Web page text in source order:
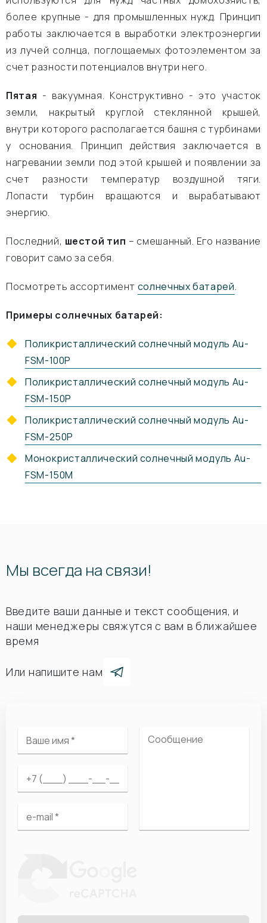
более крупные - для промышленных нужд. Принцип
работы заключается в выработки электроэнергии
из лучей солнца, поглощаемых фотоэлементом за
счет разности потенциалов внутри него.
Пятая - вакуумная. Конструктивно - это участок
земли, накрытый круглой стеклянной крышей,
внутри которого располагается башня с турбинами
у основания. Принцип действия заключается в
нагревании земли под этой крышей и появлении за
счет разности температур воздушной тяги.
Лопасти турбин вращаются и вырабатывают
энергию.
Последний, шестой тип – смешанный. Его название
говорит само за себя.
Посмотреть ассортимент солнечных батарей.
Примеры солнечных батарей:
Поликристаллический солнечный модуль Au-
FSM-100P
Поликристаллический солнечный модуль Au-
FSM-150P
Поликристаллический солнечный модуль Au-
FSM-250P
Монокристаллический солнечный модуль Au-
FSM-150M
Мы всегда на связи!
Введите ваши данные и текст сообщения, и
наши менеджеры свяжутся с вам в ближайшее
время
Или напишите нам